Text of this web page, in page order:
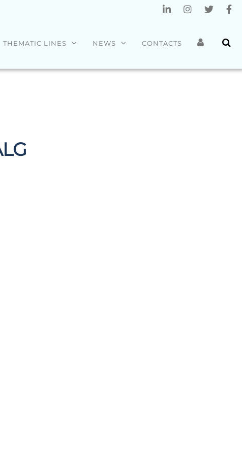
THEMATIC LINES NEWS CONTACTS